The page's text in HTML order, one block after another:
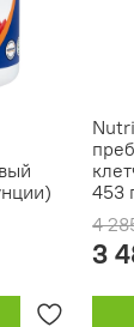
453
4
3